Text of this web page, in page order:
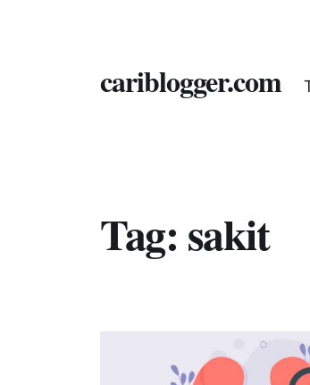
cariblogger.com
Tag: sakit